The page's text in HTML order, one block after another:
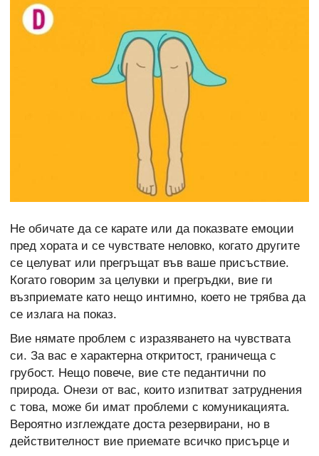
Не обичате да се карате или да показвате емоции
пред хората и се чувствате неловко, когато другите
се целуват или прегръщат във ваше присъствие.
Когато говорим за целувки и прегръдки, вие ги
възприемате като нещо интимно, което не трябва да
се излага на показ.
Вие нямате проблем с изразяването на чувствата
си. За вас е характерна откритост, граничеща с
грубост. Нещо повече, вие сте педантични по
природа. Онези от вас, които изпитват затруднения
с това, може би имат проблеми с комуникацията.
Вероятно изглеждате доста резервирани, но в
действителност вие приемате всичко присърце и